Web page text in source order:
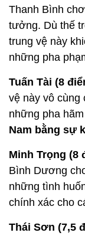
Thanh Bình
tưởng. Dù thế
trung vệ này
những pha
Tuấn Tài (8
vệ này vô
những pha
Nam bằng sự
Minh Trọng (8
Bình Dương
những tình
chính xác cho
Thái Sơn (7,5